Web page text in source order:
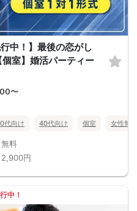
中！】最後の恋がし
室】婚活パーティー
〜
代向け 40代向け 個室 女性無料
無料
2,900円
中！